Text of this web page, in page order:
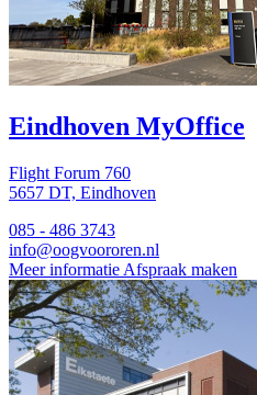
Eindhoven MyOffice
Flight Forum 760
5657 DT, Eindhoven
085 - 486 3743
info@oogvoororen.nl
Meer informatie Afspraak maken